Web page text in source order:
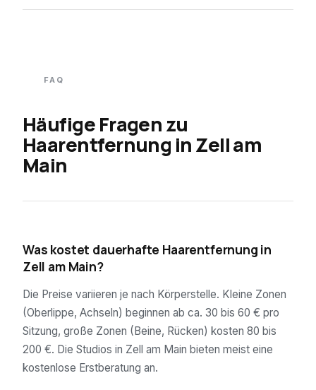
FAQ
Häufige Fragen zu
Haarentfernung inZell am
Main
Was kostet dauerhafte Haarentfernung in
Zell am Main?
Die Preise variieren je nach Körperstelle. Kleine Zonen
(Oberlippe, Achseln) beginnen ab ca. 30 bis 60 € pro
Sitzung, große Zonen (Beine, Rücken) kosten 80 bis
200 €. Die Studios in Zell am Main bieten meist eine
kostenlose Erstberatung an.